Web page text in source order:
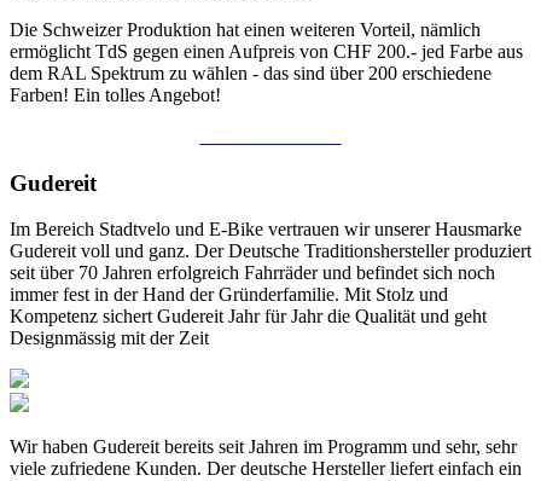
Die Schweizer Produktion hat einen weiteren Vorteil, nämlich
ermöglicht TdS gegen einen Aufpreis von CHF 200.- jed Farbe aus
dem RAL Spektrum zu wählen - das sind über 200 erschiedene
Farben! Ein tolles Angebot!
Gudereit
Im Bereich Stadtvelo und E-Bike vertrauen wir unserer Hausmarke
Gudereit voll und ganz. Der Deutsche Traditionshersteller produziert
seit über 70 Jahren erfolgreich Fahrräder und befindet sich noch
immer fest in der Hand der Gründerfamilie. Mit Stolz und
Kompetenz sichert Gudereit Jahr für Jahr die Qualität und geht
Designmässig mit der Zeit
Wir haben Gudereit bereits seit Jahren im Programm und sehr, sehr
viele zufriedene Kunden. Der deutsche Hersteller liefert einfach ein